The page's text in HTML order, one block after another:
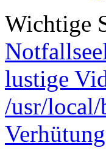
Wichtige
lustige
/usr/
Verhütung